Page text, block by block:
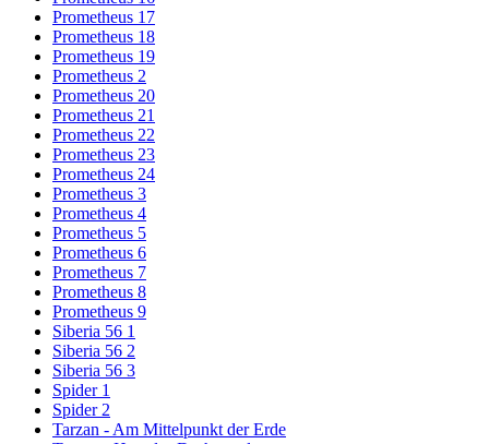
Prometheus 17
Prometheus 18
Prometheus 19
Prometheus 2
Prometheus 20
Prometheus 21
Prometheus 22
Prometheus 23
Prometheus 24
Prometheus 3
Prometheus 4
Prometheus 5
Prometheus 6
Prometheus 7
Prometheus 8
Prometheus 9
Siberia 56 1
Siberia 56 2
Siberia 56 3
Spider 1
Spider 2
Tarzan - Am Mittelpunkt der Erde